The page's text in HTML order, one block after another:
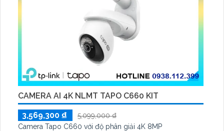
CAMERA AI 4K NLMT TAPO C660 KIT
3,569,300 ₫
5,099,000 ₫
Camera Tapo C660 với độ phân giải 4K 8MP